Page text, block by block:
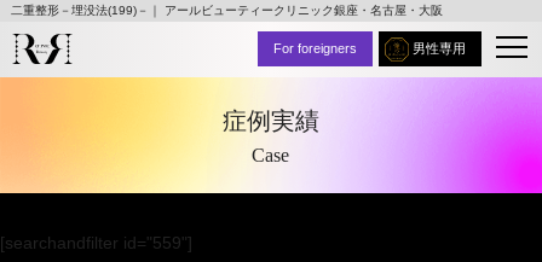
二重整形－埋没法(199)－｜ アールビューティークリニック銀座・名古屋・大阪
男性専用
For foreigners
症例実績
Case
[searchandfilter id="559"]